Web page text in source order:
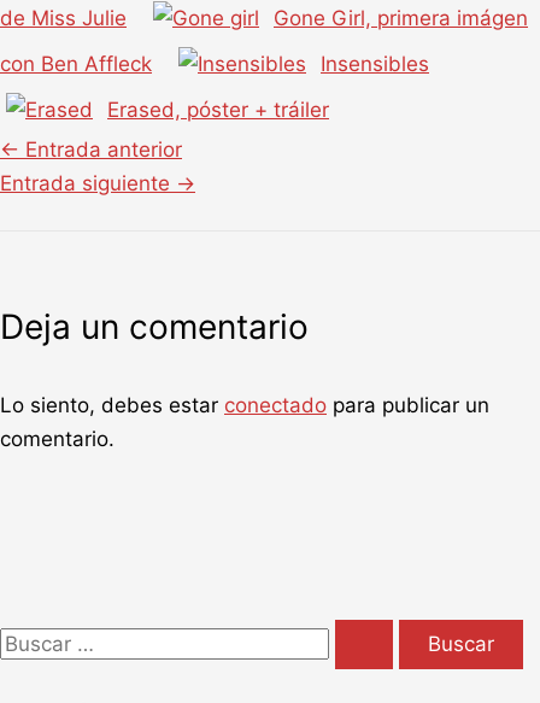
de Miss Julie
Gone Girl, primera imágen
con Ben Affleck
Insensibles
Erased, póster + tráiler
← Entrada anterior
Entrada siguiente →
Deja un comentario
Lo siento, debes estar conectado para publicar un
comentario.
B